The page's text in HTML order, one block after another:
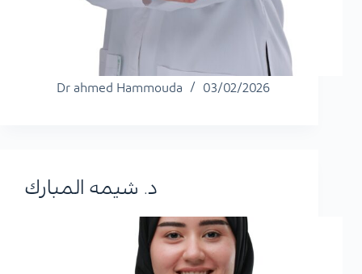
Dr ahmed Hammouda 03/02/2026
د. شيمه المبارك